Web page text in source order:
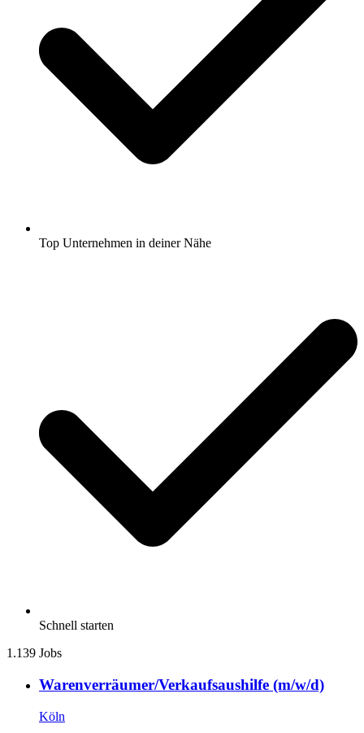
Top Unternehmen in deiner Nähe
Schnell starten
1.139 Jobs
Warenverräumer/Verkaufsaushilfe (m/w/d)
Köln